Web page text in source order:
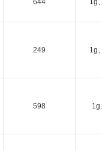
644 1g
249 1g
598 1g